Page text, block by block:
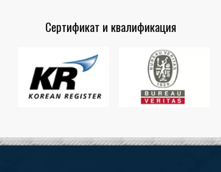
Сертификат и квалификация